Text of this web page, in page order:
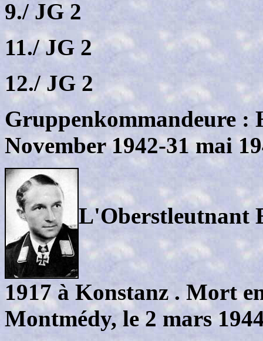
9./ JG 2
11./ JG 2
12./ JG 2
Gruppenkommandeure :
November 1942-31 mai
L'Oberstleutnant
1917 à Konstanz . Mort
Montmédy, le 2 mars